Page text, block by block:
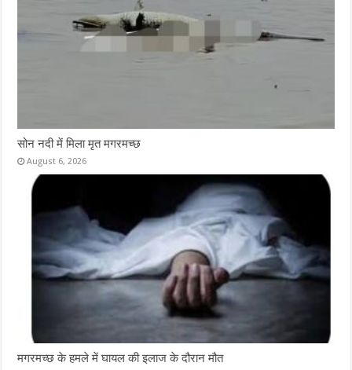
सोन नदी में मिला मृत मगरमच्छ
August 6, 2026
मगरमच्छ के हमले में घायल की इलाज के दौरान मौत